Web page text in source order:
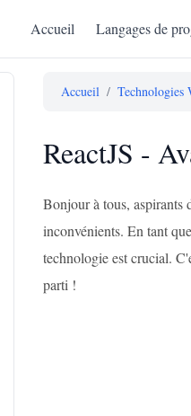
Accueil Langages de
Accueil / Technologies
ReactJS -
Bonjour à tous, aspirants
inconvénients. En tant
technologie est crucial.
parti !